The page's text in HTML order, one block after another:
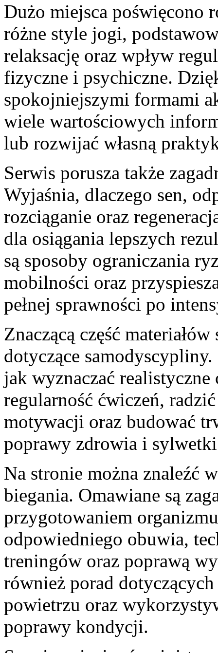
Dużo miejsca poświęcono
różne style jogi,
relaksację oraz wpływ
fizyczne i psychiczne.
spokojniejszymi formami
wiele wartościowych
lub rozwijać własną
Serwis porusza także
Wyjaśnia, dlaczego sen,
rozciąganie oraz
dla osiągania lepszych
są sposoby ograniczania
mobilności oraz
pełnej sprawności po
Znaczącą część
dotyczące
jak wyznaczać
regularność ćwiczeń,
motywacji oraz budować
poprawy zdrowia i
Na stronie można znaleźć
biegania. Omawiane są
przygotowaniem
odpowiedniego obuwia,
treningów oraz poprawą
również porad
powietrzu oraz
poprawy kondycji.